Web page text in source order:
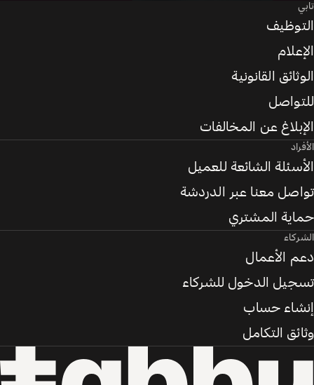
تابي
التوظيف
الإعلام
الوثائق القانونية
للتواصل
الإبلاغ عن المخالفات
الأفراد
الأسئلة الشائعة للعميل
تواصل معنا عبر الدردشة
حماية المشتري
الشركاء
دعم الأعمال
تسجيل الدخول للشركاء
إنشاء حساب
وثائق التكامل